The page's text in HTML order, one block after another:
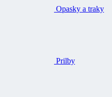
Opasky a traky
Prilby